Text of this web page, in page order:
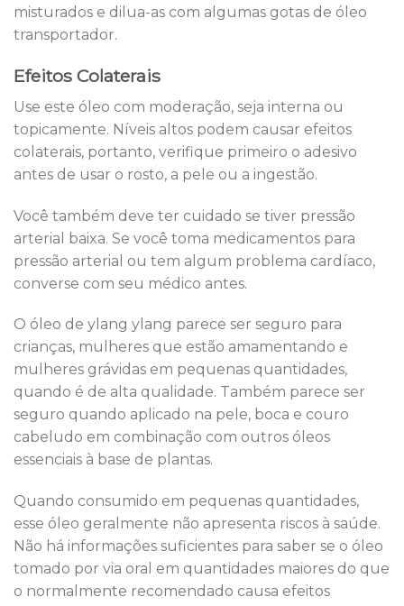
misturados e dilua-as com algumas gotas de óleo
transportador.
Efeitos Colaterais
Use este óleo com moderação, seja interna ou
topicamente. Níveis altos podem causar efeitos
colaterais, portanto, verifique primeiro o adesivo
antes de usar o rosto, a pele ou a ingestão.
Você também deve ter cuidado se tiver pressão
arterial baixa. Se você toma medicamentos para
pressão arterial ou tem algum problema cardíaco,
converse com seu médico antes.
O óleo de ylang ylang parece ser seguro para
crianças, mulheres que estão amamentando e
mulheres grávidas em pequenas quantidades,
quando é de alta qualidade. Também parece ser
seguro quando aplicado na pele, boca e couro
cabeludo em combinação com outros óleos
essenciais à base de plantas.
Quando consumido em pequenas quantidades,
esse óleo geralmente não apresenta riscos à saúde.
Não há informações suficientes para saber se o óleo
tomado por via oral em quantidades maiores do que
o normalmente recomendado causa efeitos